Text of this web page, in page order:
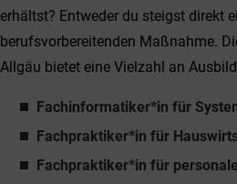
erhältst? Entweder du steigst direkt
berufsvorbereitenden Maßnahme.
Allgäu bietet eine Vielzahl an
Fachinformatiker*in für
Fachpraktiker*in für
Fachpraktiker*in für